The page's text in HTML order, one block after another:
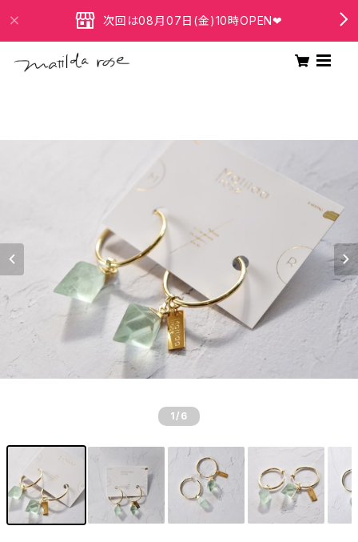
次回は08月07日(金)10時OPEN❤
1 /6